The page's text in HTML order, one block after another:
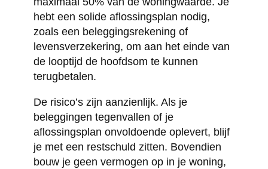
hebt een solide aflossingsplan nodig,
zoals een beleggingsrekening of
levensverzekering, om aan het einde van
de looptijd de hoofdsom te kunnen
terugbetalen.
De risico’s zijn aanzienlijk. Als je
beleggingen tegenvallen of je
aflossingsplan onvoldoende oplevert, blijf
je met een restschuld zitten. Bovendien
bouw je geen vermogen op in je woning,